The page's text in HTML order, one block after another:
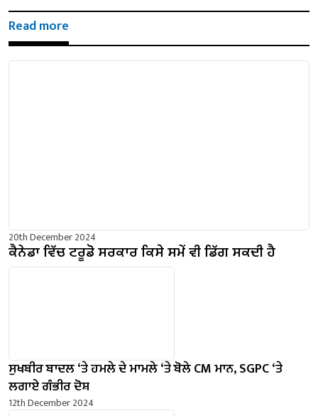
Read more
20th December 2024
ਕੈਨੇਡਾ ਵਿੱਚ ਟਰੂਡੋ ਸਰਕਾਰ ਕਿਸੇ ਸਮੇਂ ਵੀ ਡਿੱਗ ਸਕਦੀ ਹੈ
ਸੁਖਬੀਰ ਬਾਦਲ ‘ਤੇ ਹਮਲੇ ਦੇ ਮਾਮਲੇ ‘ਤੇ ਬੋਲੇ ​​CM ਮਾਨ, SGPC ‘ਤੇ
ਲਗਾਏ ਗੰਭੀਰ ਦੋਸ਼
12th December 2024